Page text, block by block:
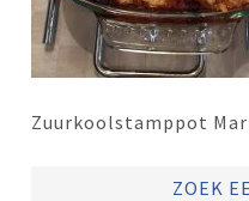
Zuurkoolstamppot
ZOEK